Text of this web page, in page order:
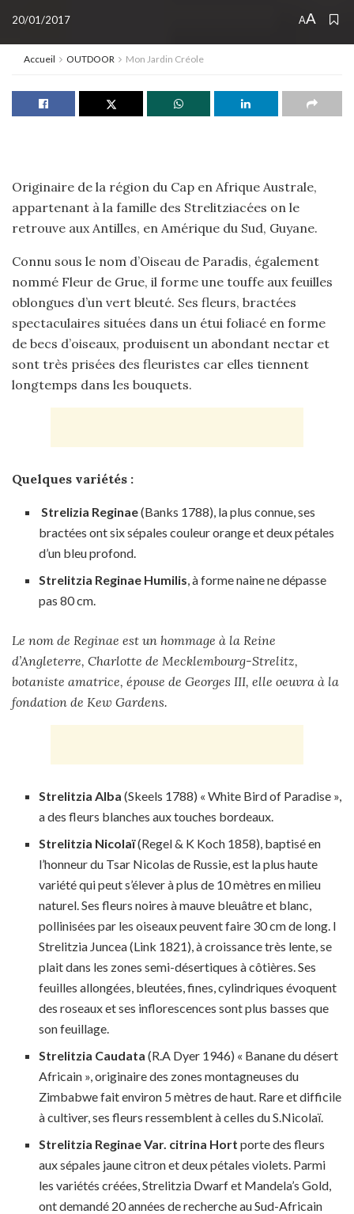
20/01/2017 AA
Accueil OUTDOOR Mon Jardin Créole
Originaire de la région du Cap en Afrique Australe,
appartenant à la famille des Strelitziacées on le
retrouve aux Antilles, en Amérique du Sud, Guyane.
Connu sous le nom d’Oiseau de Paradis, également
nommé Fleur de Grue, il forme une touffe aux feuilles
oblongues d’un vert bleuté. Ses fleurs, bractées
spectaculaires situées dans un étui foliacé en forme
de becs d’oiseaux, produisent un abondant nectar et
sont très prisées des fleuristes car elles tiennent
longtemps dans les bouquets.
Quelques variétés :
Strelizia Reginae(Banks 1788), la plus connue, ses
bractées ont six sépales couleur orange et deux pétales
d’un bleu profond.
Strelitzia Reginae Humilis, à forme naine ne dépasse
pas 80 cm.
Le nom de Reginae est un hommage à la Reine
d’Angleterre, Charlotte de Mecklembourg-Strelitz,
botaniste amatrice, épouse de Georges III, elle oeuvra à la
fondation de Kew Gardens.
Strelitzia Alba (Skeels 1788) « White Bird of Paradise »,
a des fleurs blanches aux touches bordeaux.
Strelitzia Nicolaï(Regel & K Koch 1858), baptisé en
l’honneur du Tsar Nicolas de Russie, est la plus haute
variété qui peut s’élever à plus de 10 mètres en milieu
naturel. Ses fleurs noires à mauve bleuâtre et blanc,
pollinisées par les oiseaux peuvent faire 30 cm de long. l
Strelitzia Juncea (Link 1821), à croissance très lente, se
plait dans les zones semi-désertiques à côtières. Ses
feuilles allongées, bleutées, fines, cylindriques évoquent
des roseaux et ses inflorescences sont plus basses que
son feuillage.
Strelitzia Caudata (R.A Dyer 1946) « Banane du désert
Africain », originaire des zones montagneuses du
Zimbabwe fait environ 5 mètres de haut. Rare et difficile
à cultiver, ses fleurs ressemblent à celles du S.Nicolaï.
Strelitzia Reginae Var. citrina Hort porte des fleurs
aux sépales jaune citron et deux pétales violets. Parmi
les variétés créées, Strelitzia Dwarf et Mandela’s Gold,
ont demandé 20 années de recherche au Sud-Africain